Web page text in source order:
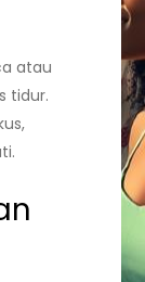
atau
tidur.